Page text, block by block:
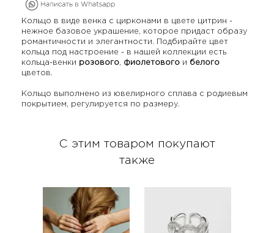
Кольцо в виде венка с цирконами в цвете цитрин -
нежное базовое украшение, которое придаст образу
романтичности и элегантности. Подбирайте цвет
кольца под настроение - в нашей коллекции есть
кольца-венки розового, фиолетового и белого
цветов.
Кольцо выполнено из ювелирного сплава с родиевым
покрытием, регулируется по размеру.
С этим товаром покупают
также